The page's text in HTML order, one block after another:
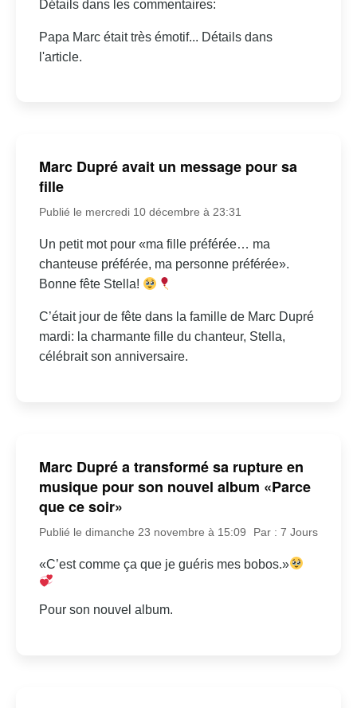
Détails dans les commentaires:
Papa Marc était très émotif... Détails dans
l'article.
Marc Dupré avait un message pour sa
fille
Publié le mercredi 10 décembre à 23:31
Un petit mot pour «ma fille préférée… ma
chanteuse préférée, ma personne préférée».
Bonne fête Stella!
C’était jour de fête dans la famille de Marc Dupré
mardi: la charmante fille du chanteur, Stella,
célébrait son anniversaire.
Marc Dupré a transformé sa rupture en
musique pour son nouvel album «Parce
que ce soir»
Publié le dimanche 23 novembre à 15:09 Par : 7 Jours
«C’est comme ça que je guéris mes bobos.»
Pour son nouvel album.